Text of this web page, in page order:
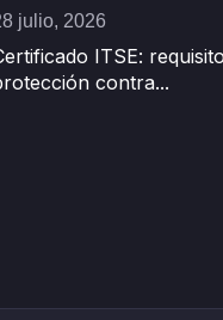
julio, 2026
ITSE:
contra...